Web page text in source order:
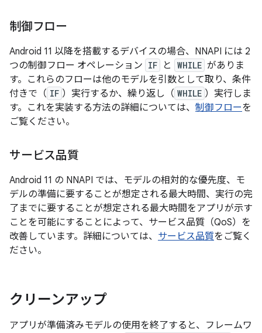
制御フロー
Android 11 以降を搭載するデバイスの場合、NNAPI には 2
つの制御フロー オペレーション IF と WHILE がありま
す。これらのフローは他のモデルを引数として取り、条件
付きで（ IF ）実行するか、繰り返し（ WHILE ）実行しま
す。これを実装する方法の詳細については、 制御フローを
ご覧ください。
サービス品質
Android 11 の NNAPI では、モデルの相対的な優先度、モ
デルの準備に要することが想定される最大時間、実行の完
了までに要することが想定される最大時間をアプリが示す
ことを可能にすることによって、サービス品質（QoS）を
改善しています。詳細については、 サービス品質をご覧く
ださい。
クリーンアップ
アプリが準備済みモデルの使用を終了すると、フレームワ